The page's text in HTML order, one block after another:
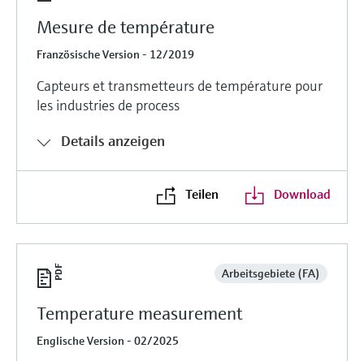
Mesure de température
Französische Version - 12/2019
Capteurs et transmetteurs de température pour
les industries de process
Details anzeigen
Teilen Download
Arbeitsgebiete (FA)
Temperature measurement
Englische Version - 02/2025